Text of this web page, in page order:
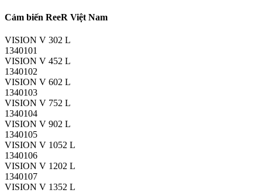
Cảm biến ReeR Việt Nam
VISION V 302 L
1340101
VISION V 452 L
1340102
VISION V 602 L
1340103
VISION V 752 L
1340104
VISION V 902 L
1340105
VISION V 1052 L
1340106
VISION V 1202 L
1340107
VISION V 1352 L